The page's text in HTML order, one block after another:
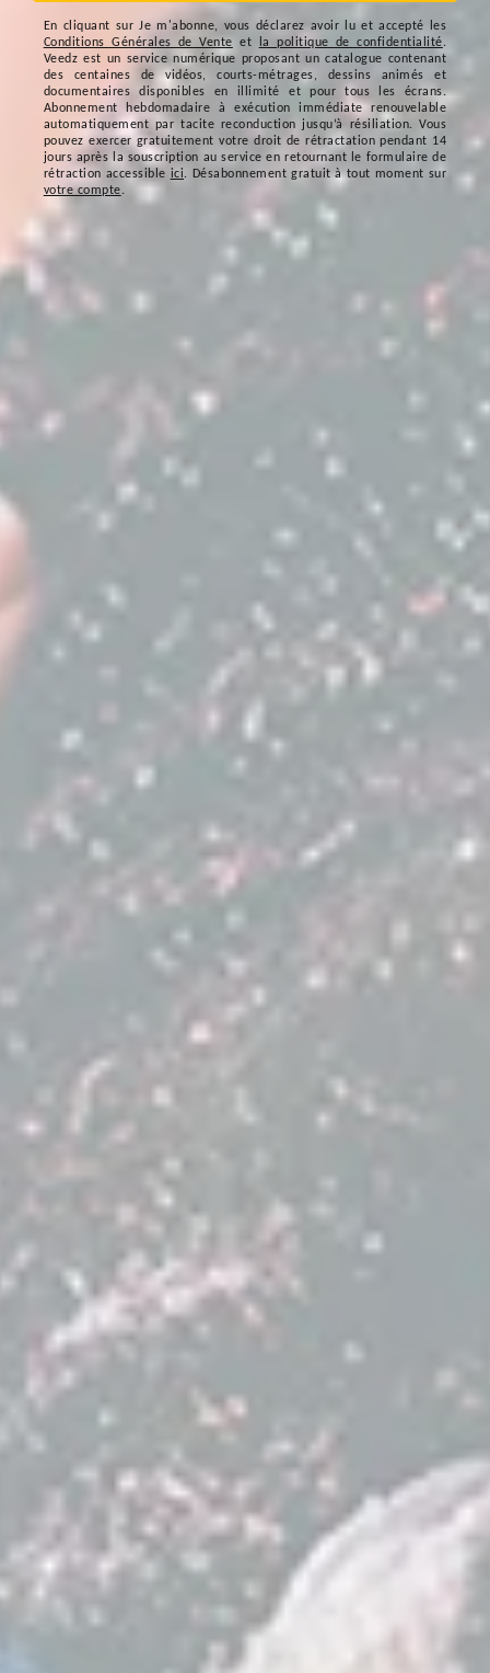
En cliquant surJe m'abonne, vous déclarez avoir lu et accepté les
Conditions Générales de Vente et la politique de confidentialité.
Veedz est un service numérique proposant un catalogue contenant
des centaines de vidéos, courts-métrages, dessins animés et
documentaires disponibles en illimité et pour tous les écrans.
Abonnement hebdomadaire à exécution immédiate renouvelable
automatiquement par tacite reconduction jusqu’à résiliation. Vous
pouvez exercer gratuitement votre droit de rétractation pendant 14
jours après la souscription au service en retournant le formulaire de
rétraction accessible ici. Désabonnement gratuit à tout moment sur
votre compte.